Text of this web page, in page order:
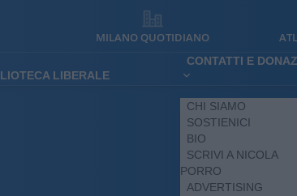
MILANO QUOTIDIANO
LIBERALE
CONTATTI E
CHI SIAMO
SOSTIENICI
BIO
SCRIVI A NICOLA
PORRO
ADVERTISING